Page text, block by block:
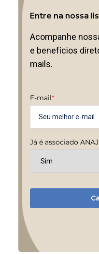
Entre na nossa
Acompanhe
e benefícios
mails.
E-mail*
Já é associado